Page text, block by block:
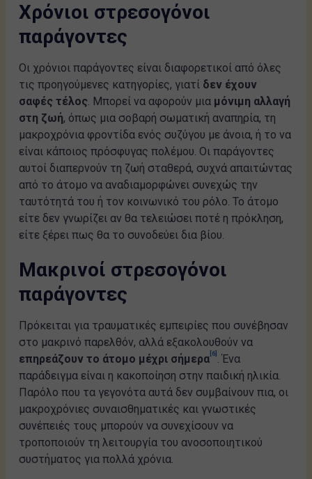
Χρόνιοι στρεσογόνοι
παράγοντες
Οι χρόνιοι παράγοντες είναι διαφορετικοί από όλες
τις προηγούμενες κατηγορίες, γιατί δεν έχουν
σαφές τέλος. Μπορεί να αφορούν μια μόνιμη αλλαγή
στη ζωή, όπως μια σοβαρή σωματική αναπηρία, τη
μακροχρόνια φροντίδα ενός συζύγου με άνοια, ή το να
είναι κάποιος πρόσφυγας πολέμου. Οι παράγοντες
αυτοί διαπερνούν τη ζωή σταθερά, συχνά απαιτώντας
από το άτομο να αναδιαμορφώνει συνεχώς την
ταυτότητά του ή τον κοινωνικό του ρόλο. Το άτομο
είτε δεν γνωρίζει αν θα τελειώσει ποτέ η πρόκληση,
είτε ξέρει πως θα το συνοδεύει δια βίου.
Μακρινοί στρεσογόνοι
παράγοντες
Πρόκειται για τραυματικές εμπειρίες που συνέβησαν
στο μακρινό παρελθόν, αλλά εξακολουθούν να
επηρεάζουν το άτομο μέχρι σήμερα [6] . Ένα
παράδειγμα είναι η κακοποίηση στην παιδική ηλικία.
Παρόλο που τα γεγονότα αυτά δεν συμβαίνουν πια, οι
μακροχρόνιες συναισθηματικές και γνωστικές
συνέπειές τους μπορούν να συνεχίσουν να
τροποποιούν τη λειτουργία του ανοσοποιητικού
συστήματος για πολλά χρόνια.